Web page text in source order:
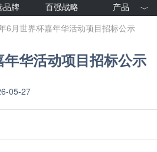
品牌 百强战略
产品
优采产品库
6月世界杯嘉年华活动项目招标公示
华活动项目招标公示
05-27